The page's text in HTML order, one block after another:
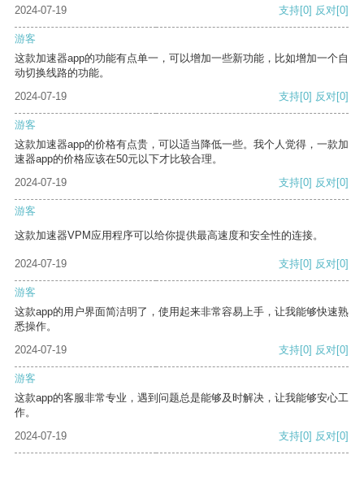
2024-07-19 支持[0] 反对[0]
游客
这款加速器app的功能有点单一，可以增加一些新功能，比如增加一个自
动切换线路的功能。
2024-07-19
支持[0] 反对[0]
游客
这款加速器app的价格有点贵，可以适当降低一些。我个人觉得，一款加
速器app的价格应该在50元以下才比较合理。
2024-07-19
支持[0] 反对[0]
游客
这款加速器VPM应用程序可以给你提供最高速度和安全性的连接。
2024-07-19 支持[0] 反对[0]
游客
这款app的用户界面简洁明了，使用起来非常容易上手，让我能够快速熟
悉操作。
2024-07-19
支持[0] 反对[0]
游客
这款app的客服非常专业，遇到问题总是能够及时解决，让我能够安心工
作。
2024-07-19
支持[0] 反对[0]